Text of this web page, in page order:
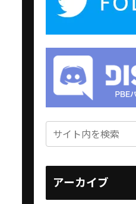
アーカイブ